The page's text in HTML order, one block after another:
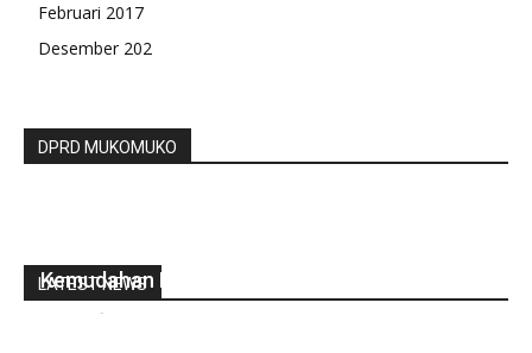
Februari 2017
Desember 202
DPRD MUKOMUKO
LATEST NEWS
Kemudahan Perbaiki Elektronik
-